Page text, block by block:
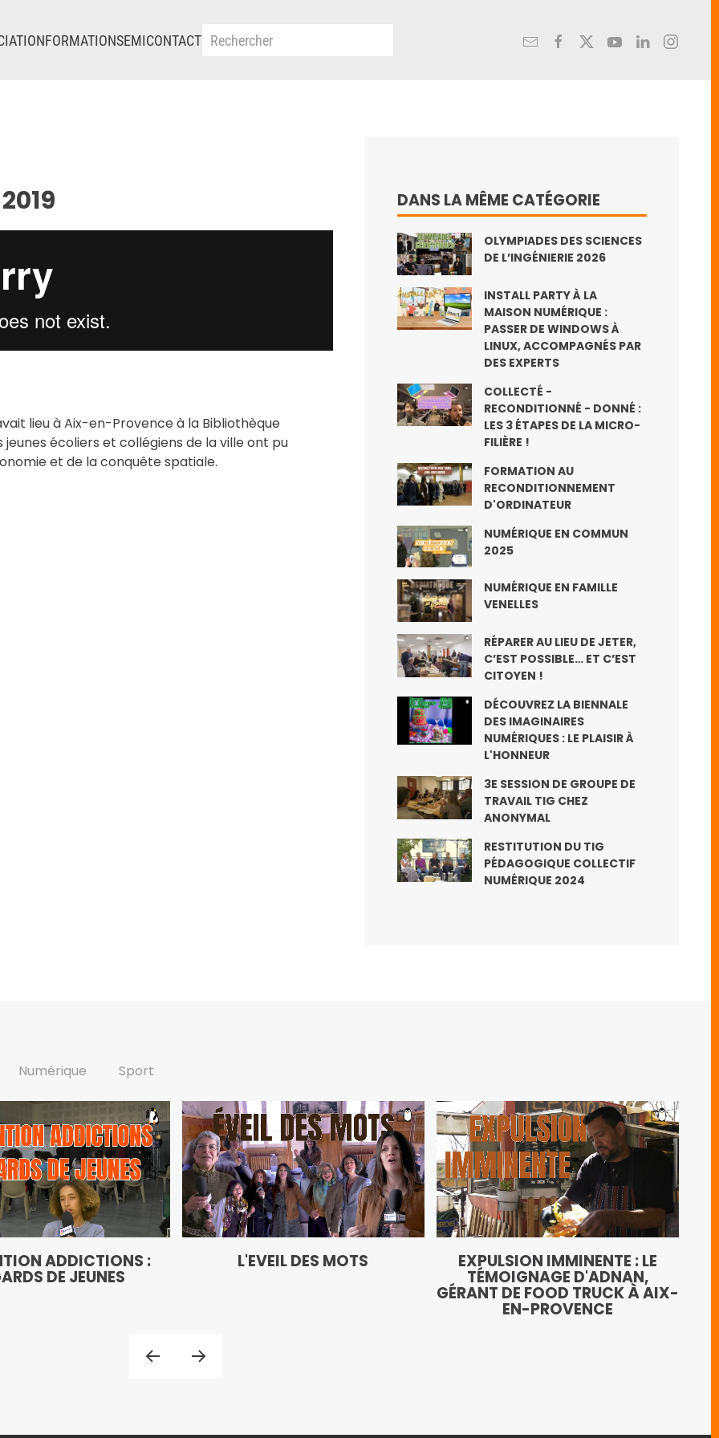
FORMATIONSEMICONTACT
lieu à Aix-en-Provence à la Bibliothèque
jeunes écoliers et collégiens de la ville ont pu
et de la conquête spatiale.
DANS LA MÊME CATÉGORIE
OLYMPIADES DES SCIENCES
DE L’INGÉNIERIE 2026
INSTALL PARTY À LA
MAISON NUMÉRIQUE :
PASSER DE WINDOWS À
LINUX, ACCOMPAGNÉS PAR
DES EXPERTS
COLLECTÉ -
RECONDITIONNÉ - DONNÉ :
LES 3 ÉTAPES DE LA MICRO-
FILIÈRE !
FORMATION AU
RECONDITIONNEMENT
D'ORDINATEUR
NUMÉRIQUE EN COMMUN
2025
NUMÉRIQUE EN FAMILLE
VENELLES
RÉPARER AU LIEU DE JETER,
C’EST POSSIBLE… ET C’EST
CITOYEN !
DÉCOUVREZ LA BIENNALE
DES IMAGINAIRES
NUMÉRIQUES : LE PLAISIR À
L'HONNEUR
3E SESSION DE GROUPE DE
TRAVAIL TIG CHEZ
ANONYMAL
RESTITUTION DU TIG
PÉDAGOGIQUE COLLECTIF
NUMÉRIQUE 2024
Numérique Sport
ADDICTIONS :
DE JEUNES
L'EVEIL DES MOTS EXPULSION IMMINENTE : LE
TÉMOIGNAGE D'ADNAN,
GÉRANT DE FOOD TRUCK À AIX-
EN-PROVENCE